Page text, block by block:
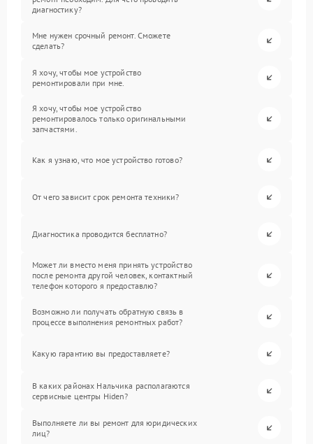
диагностику?
Мне нужен срочный ремонт. Сможете
сделать?
Я хочу, чтобы мое устройство
ремонтировали при мне.
Я хочу, чтобы мое устройство
ремонтировалось только оригинальными
запчастями.
Как я узнаю, что мое устройство готово?
От чего зависит срок ремонта техники?
Диагностика проводится бесплатно?
Может ли вместо меня принять устройство
после ремонта другой человек, контактный
телефон которого я предоставлю?
Возможно ли получать обратную связь в
процессе выполнения ремонтных работ?
Какую гарантию вы предоставляете?
В каких районах Нальчика располагаются
сервисные центры Hiden?
Выполняете ли вы ремонт для юридических
лиц?